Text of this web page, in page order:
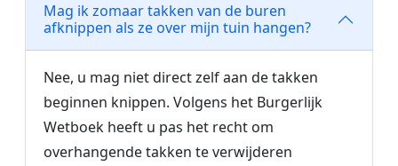
Mag ik zomaar takken van de buren
afknippen als ze over mijn tuin hangen?
Nee, u mag niet direct zelf aan de takken
beginnen knippen. Volgens het Burgerlijk
Wetboek heeft u pas het recht om
overhangende takken te verwijderen